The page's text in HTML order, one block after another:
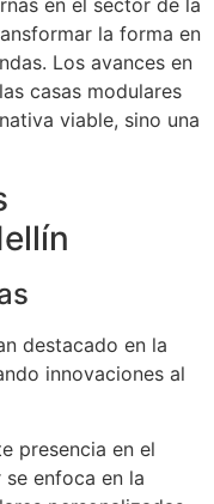
la forma en
Los avances en
casas modulares
viable, sino una
destacado en la
innovaciones al
presencia en el
enfoca en la